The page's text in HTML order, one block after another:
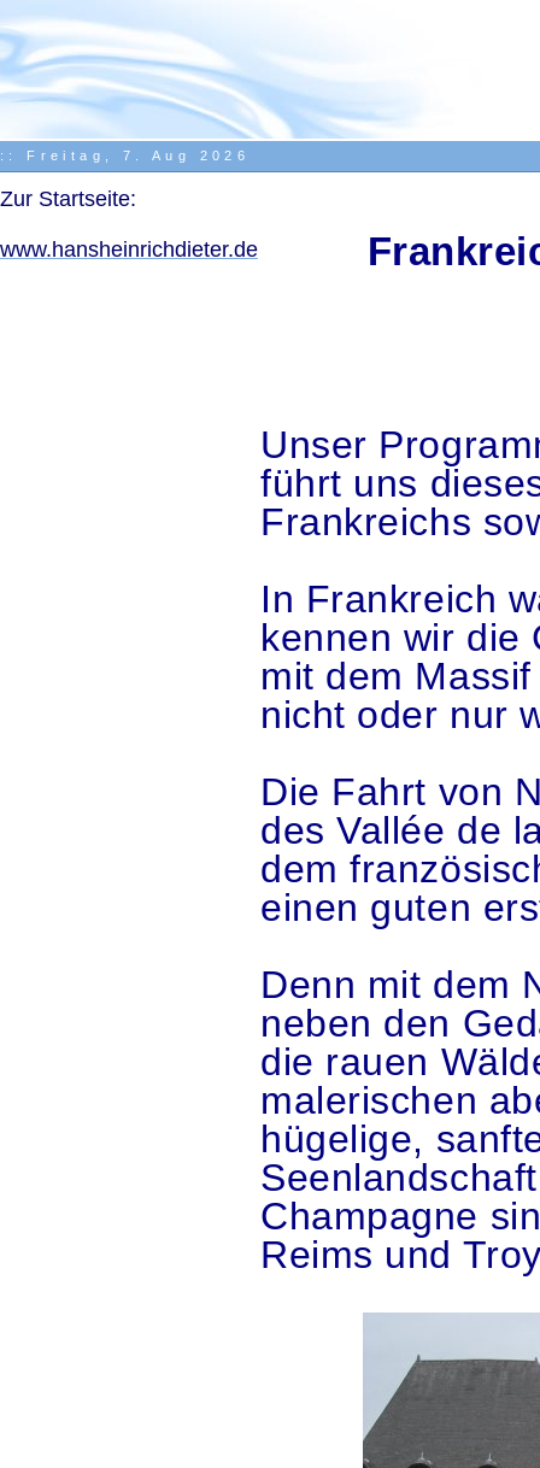
:: Freitag, 7. Aug 2026
Zur Startseite:
www.hansheinrichdieter.de
Unser
führt uns
Frankreichs
In Frankreich
kennen wir die
mit dem
nicht oder nur
Die Fahrt von
des Vallée de
dem
einen guten
Denn mit dem
neben den
die rauen
malerischen
hügelige,
Champagne
Reims und